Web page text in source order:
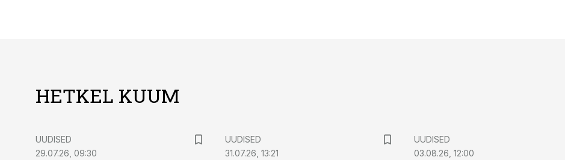
HETKEL KUUM
UUDISED
29.07.26, 09:30
UUDISED
31.07.26, 13:21
UUDISED
03.08.26, 12:00